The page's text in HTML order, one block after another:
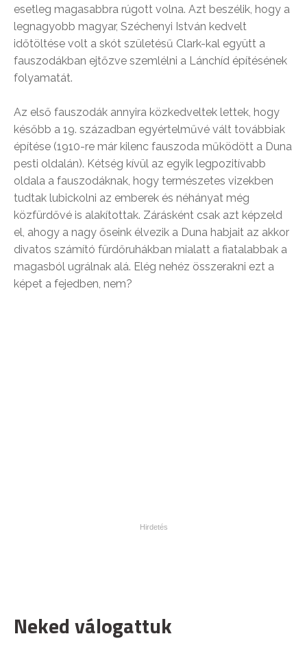
esetleg magasabbra rúgott volna. Azt beszélik, hogy a
legnagyobb magyar, Széchenyi István kedvelt
időtöltése volt a skót születésű Clark-kal együtt a
fauszodákban ejtőzve szemlélni a Lánchíd építésének
folyamatát.
Az első fauszodák annyira közkedveltek lettek, hogy
később a 19. században egyértelművé vált továbbiak
építése (1910-re már kilenc fauszoda működött a Duna
pesti oldalán). Kétség kívül az egyik legpozitívabb
oldala a fauszodáknak, hogy természetes vizekben
tudtak lubickolni az emberek és néhányat még
közfürdővé is alakítottak. Zárásként csak azt képzeld
el, ahogy a nagy őseink élvezik a Duna habjait az akkor
divatos számító fürdőruhákban mialatt a fiatalabbak a
magasból ugrálnak alá. Elég nehéz összerakni ezt a
képet a fejedben, nem?
Neked válogattuk